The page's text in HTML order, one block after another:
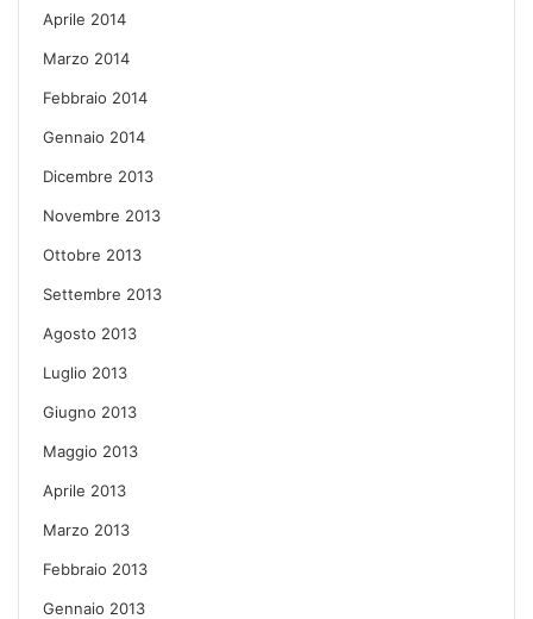
Aprile 2014
Marzo 2014
Febbraio 2014
Gennaio 2014
Dicembre 2013
Novembre 2013
Ottobre 2013
Settembre 2013
Agosto 2013
Luglio 2013
Giugno 2013
Maggio 2013
Aprile 2013
Marzo 2013
Febbraio 2013
Gennaio 2013